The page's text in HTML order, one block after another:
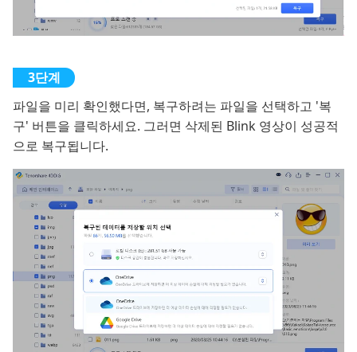
파일을 미리 확인했다면, 복구하려는 파일을 선택하고 '복
구' 버튼을 클릭하세요. 그러면 삭제된 Blink 영상이 성공적
으로 복구됩니다.